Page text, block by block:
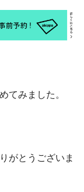
てみました。
がとうございま